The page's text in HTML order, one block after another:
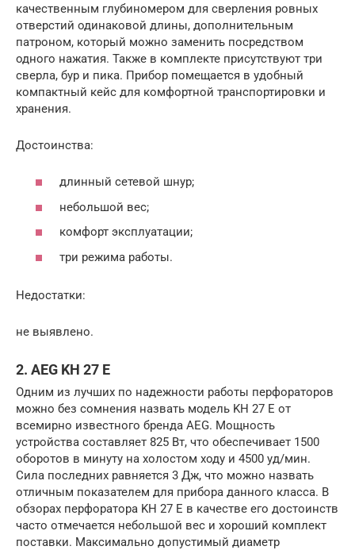
качественным глубиномером для сверления ровных
отверстий одинаковой длины, дополнительным
патроном, который можно заменить посредством
одного нажатия. Также в комплекте присутствуют три
сверла, бур и пика. Прибор помещается в удобный
компактный кейс для комфортной транспортировки и
хранения.
Достоинства:
длинный сетевой шнур;
небольшой вес;
комфорт эксплуатации;
три режима работы.
Недостатки:
не выявлено.
2. AEG KH 27 E
Одним из лучших по надежности работы перфораторов
можно без сомнения назвать модель KH 27 E от
всемирно известного бренда AEG. Мощность
устройства составляет 825 Вт, что обеспечивает 1500
оборотов в минуту на холостом ходу и 4500 уд/мин.
Сила последних равняется 3 Дж, что можно назвать
отличным показателем для прибора данного класса. В
обзорах перфоратора KH 27 E в качестве его достоинств
часто отмечается небольшой вес и хороший комплект
поставки. Максимально допустимый диаметр